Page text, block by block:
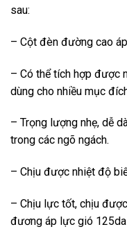
sau:
– Cột đèn đường cao
– Có thể tích hợp được
dùng cho nhiều mục
– Trọng lượng nhẹ, dễ
trong các ngõ ngách.
– Chịu được nhiệt độ
– Chịu lực tốt, chịu
đương áp lực gió